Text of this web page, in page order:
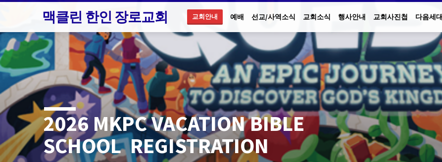
맥클린 한인 장로교회 교회안내 예배 선교/사역소식 교회소식 행사안내 교회사진첩 다음세대
2026 MKPC VACATION BIBLE
SCHOOL REGISTRATION